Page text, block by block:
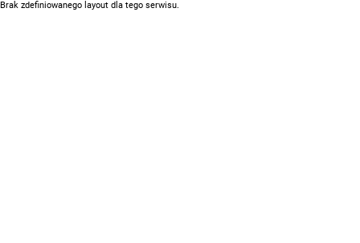
Brak zdefiniowanego layout dla tego serwisu.